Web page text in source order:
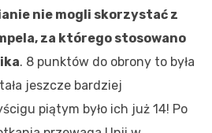
nie mogli skorzystać z
za którego stosowano
. 8 punktów do obrony to była
jeszcze bardziej
piątym było ich już 14! Po